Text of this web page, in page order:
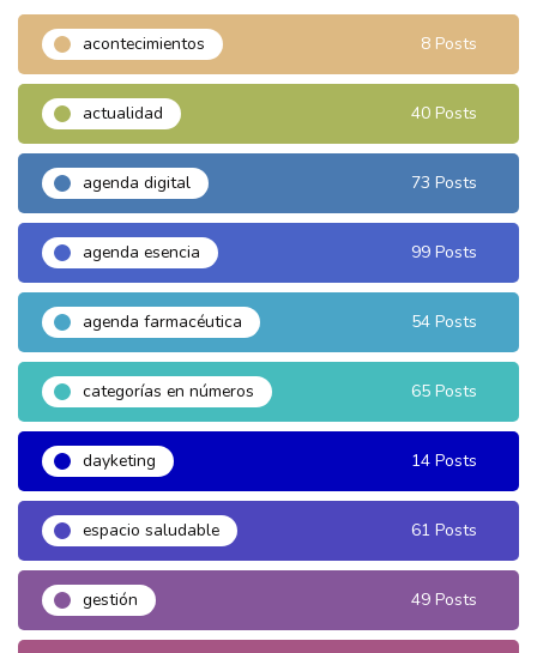
acontecimientos 8 Posts
actualidad 40 Posts
agenda digital 73 Posts
agenda esencia 99 Posts
agenda farmacéutica 54 Posts
categorías en números 65 Posts
dayketing 14 Posts
espacio saludable 61 Posts
gestión 49 Posts